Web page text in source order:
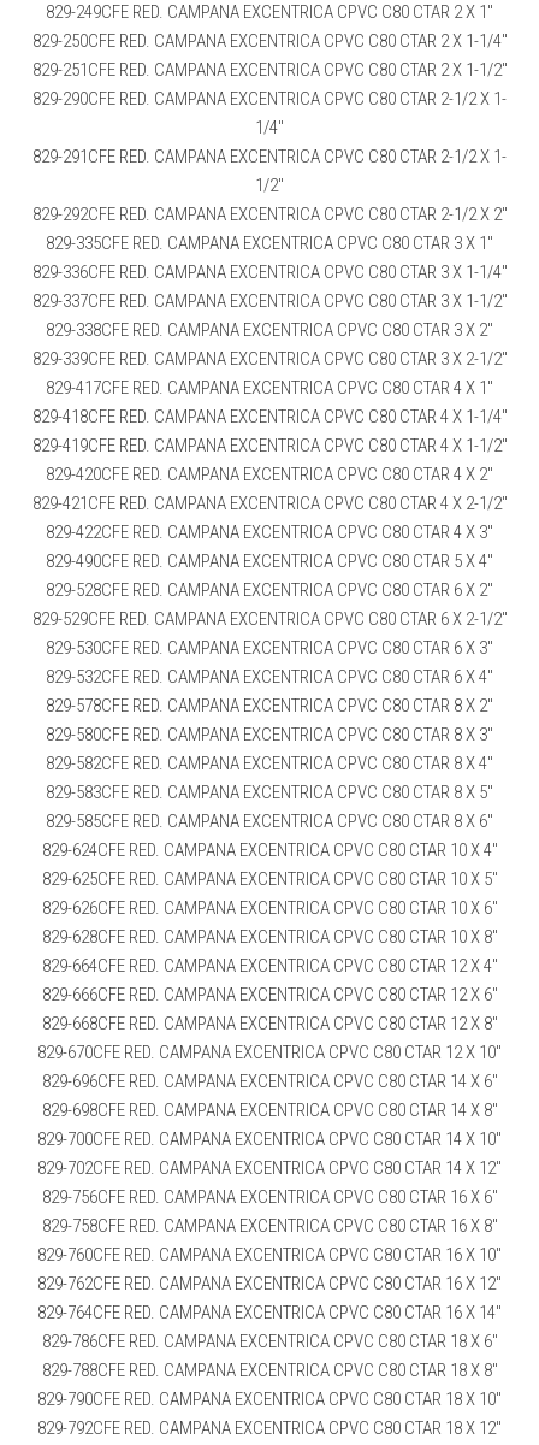
829-249CFE RED. CAMPANA EXCENTRICA CPVC C80 CTAR 2 X 1″
829-250CFE RED. CAMPANA EXCENTRICA CPVC C80 CTAR 2 X 1-1/4″
829-251CFE RED. CAMPANA EXCENTRICA CPVC C80 CTAR 2 X 1-1/2″
829-290CFE RED. CAMPANA EXCENTRICA CPVC C80 CTAR 2-1/2 X 1-
1/4″
829-291CFE RED. CAMPANA EXCENTRICA CPVC C80 CTAR 2-1/2 X 1-
1/2″
829-292CFE RED. CAMPANA EXCENTRICA CPVC C80 CTAR 2-1/2 X 2″
829-335CFE RED. CAMPANA EXCENTRICA CPVC C80 CTAR 3 X 1″
829-336CFE RED. CAMPANA EXCENTRICA CPVC C80 CTAR 3 X 1-1/4″
829-337CFE RED. CAMPANA EXCENTRICA CPVC C80 CTAR 3 X 1-1/2″
829-338CFE RED. CAMPANA EXCENTRICA CPVC C80 CTAR 3 X 2″
829-339CFE RED. CAMPANA EXCENTRICA CPVC C80 CTAR 3 X 2-1/2″
829-417CFE RED. CAMPANA EXCENTRICA CPVC C80 CTAR 4 X 1″
829-418CFE RED. CAMPANA EXCENTRICA CPVC C80 CTAR 4 X 1-1/4″
829-419CFE RED. CAMPANA EXCENTRICA CPVC C80 CTAR 4 X 1-1/2″
829-420CFE RED. CAMPANA EXCENTRICA CPVC C80 CTAR 4 X 2″
829-421CFE RED. CAMPANA EXCENTRICA CPVC C80 CTAR 4 X 2-1/2″
829-422CFE RED. CAMPANA EXCENTRICA CPVC C80 CTAR 4 X 3″
829-490CFE RED. CAMPANA EXCENTRICA CPVC C80 CTAR 5 X 4″
829-528CFE RED. CAMPANA EXCENTRICA CPVC C80 CTAR 6 X 2″
829-529CFE RED. CAMPANA EXCENTRICA CPVC C80 CTAR 6 X 2-1/2″
829-530CFE RED. CAMPANA EXCENTRICA CPVC C80 CTAR 6 X 3″
829-532CFE RED. CAMPANA EXCENTRICA CPVC C80 CTAR 6 X 4″
829-578CFE RED. CAMPANA EXCENTRICA CPVC C80 CTAR 8 X 2″
829-580CFE RED. CAMPANA EXCENTRICA CPVC C80 CTAR 8 X 3″
829-582CFE RED. CAMPANA EXCENTRICA CPVC C80 CTAR 8 X 4″
829-583CFE RED. CAMPANA EXCENTRICA CPVC C80 CTAR 8 X 5″
829-585CFE RED. CAMPANA EXCENTRICA CPVC C80 CTAR 8 X 6″
829-624CFE RED. CAMPANA EXCENTRICA CPVC C80 CTAR 10 X 4″
829-625CFE RED. CAMPANA EXCENTRICA CPVC C80 CTAR 10 X 5″
829-626CFE RED. CAMPANA EXCENTRICA CPVC C80 CTAR 10 X 6″
829-628CFE RED. CAMPANA EXCENTRICA CPVC C80 CTAR 10 X 8″
829-664CFE RED. CAMPANA EXCENTRICA CPVC C80 CTAR 12 X 4″
829-666CFE RED. CAMPANA EXCENTRICA CPVC C80 CTAR 12 X 6″
829-668CFE RED. CAMPANA EXCENTRICA CPVC C80 CTAR 12 X 8″
829-670CFE RED. CAMPANA EXCENTRICA CPVC C80 CTAR 12 X 10″
829-696CFE RED. CAMPANA EXCENTRICA CPVC C80 CTAR 14 X 6″
829-698CFE RED. CAMPANA EXCENTRICA CPVC C80 CTAR 14 X 8″
829-700CFE RED. CAMPANA EXCENTRICA CPVC C80 CTAR 14 X 10″
829-702CFE RED. CAMPANA EXCENTRICA CPVC C80 CTAR 14 X 12″
829-756CFE RED. CAMPANA EXCENTRICA CPVC C80 CTAR 16 X 6″
829-758CFE RED. CAMPANA EXCENTRICA CPVC C80 CTAR 16 X 8″
829-760CFE RED. CAMPANA EXCENTRICA CPVC C80 CTAR 16 X 10″
829-762CFE RED. CAMPANA EXCENTRICA CPVC C80 CTAR 16 X 12″
829-764CFE RED. CAMPANA EXCENTRICA CPVC C80 CTAR 16 X 14″
829-786CFE RED. CAMPANA EXCENTRICA CPVC C80 CTAR 18 X 6″
829-788CFE RED. CAMPANA EXCENTRICA CPVC C80 CTAR 18 X 8″
829-790CFE RED. CAMPANA EXCENTRICA CPVC C80 CTAR 18 X 10″
829-792CFE RED. CAMPANA EXCENTRICA CPVC C80 CTAR 18 X 12″